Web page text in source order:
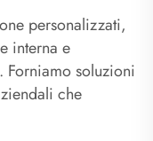
personalizzati,
interna e
Forniamo soluzioni
che